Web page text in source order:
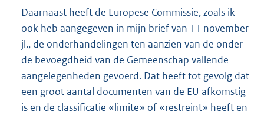
Daarnaast heeft de Europese Commissie, zoals ik
ook heb aangegeven in mijn brief van 11 november
jl., de onderhandelingen ten aanzien van de onder
de bevoegdheid van de Gemeenschap vallende
aangelegenheden gevoerd. Dat heeft tot gevolg dat
een groot aantal documenten van de EU afkomstig
is en de classificatie «limite» of «restreint» heeft en